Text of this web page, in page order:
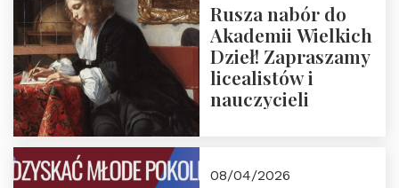
Rusza nabór do
Akademii Wielkich
Dzieł! Zapraszamy
licealistów i
nauczycieli
08/04/2026